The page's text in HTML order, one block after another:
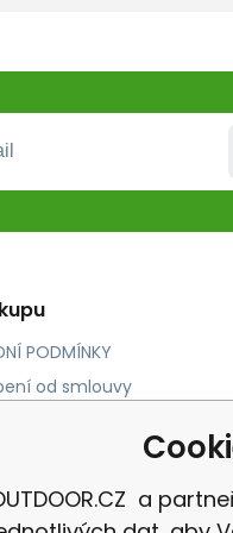
PODMÍNKY
od smlouvy
osobních údajů
a